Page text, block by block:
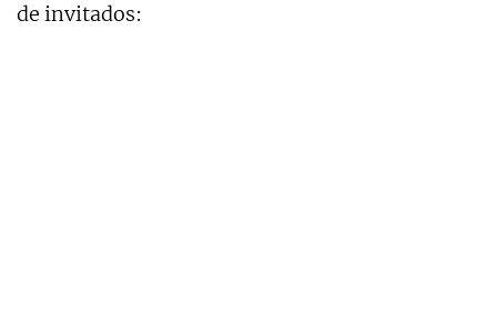
de invitados: